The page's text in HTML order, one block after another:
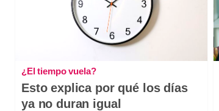
¿El tiempo vuela?
Esto explica por qué los días
ya no duran igual